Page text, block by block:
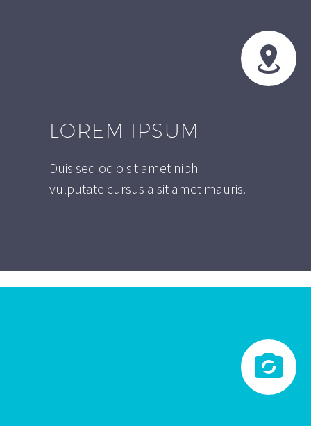


LOREM IPSUM
Duis sed odio sit amet nibh
vulputate cursus a sit amet mauris.

